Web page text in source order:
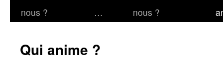
nous ?
…
nous ?
Qui anime ?